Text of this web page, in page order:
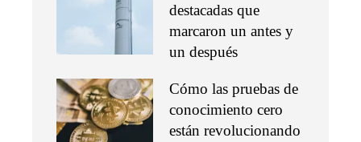
destacadas que
marcaron un antes y
un después
Cómo las pruebas de
conocimiento cero
están revolucionando